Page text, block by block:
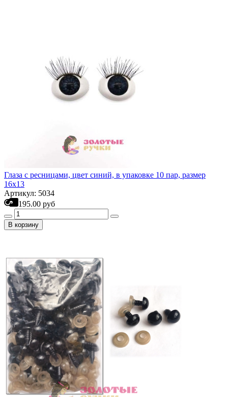
Глаза с ресницами, цвет синий, в упаковке 10 пар, размер
16х13
Артикул: 5034
195.00 руб
В корзину